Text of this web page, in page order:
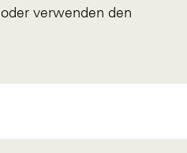
oder verwenden den